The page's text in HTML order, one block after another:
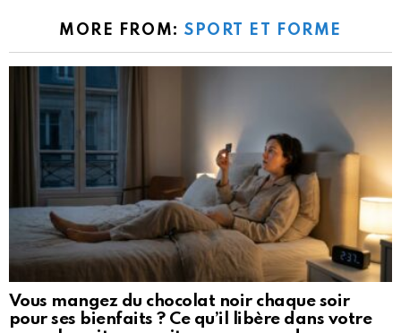
MORE FROM:SPORT ET FORME
Vous mangez du chocolat noir chaque soir
pour ses bienfaits ? Ce qu’il libère dans votre